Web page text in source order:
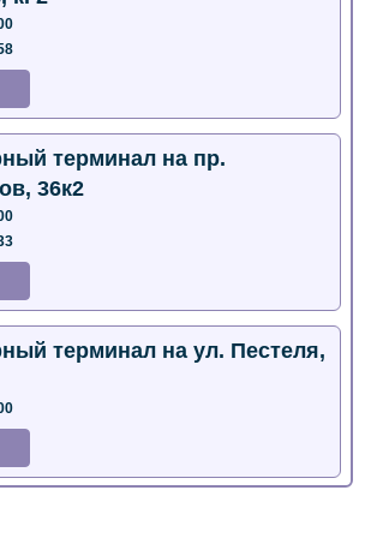
терминал на пр.
36к2
терминал на ул. Пестеля,